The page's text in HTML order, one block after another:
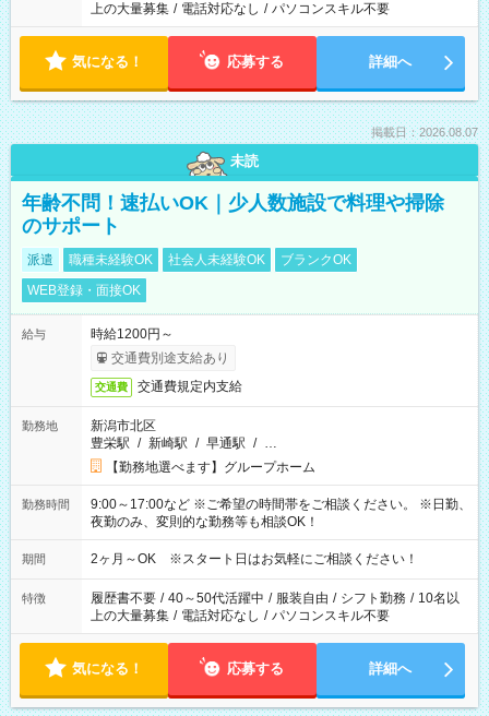
上の大量募集 / 電話対応なし / パソコンスキル不要
気になる！ 応募する 詳細へ
掲載日：2026.08.07
未読
年齢不問！速払いOK｜少人数施設で料理や掃除
のサポート
派遣 職種未経験OK 社会人未経験OK
ブランクOK
WEB登録・面接OK
給与
時給1200円～
交通費別途支給あり
交通費 交通費規定内支給
勤務地
新潟市北区
豊栄駅 / 新崎駅 / 早通駅 / …
【勤務地選べます】グループホーム
勤務時間
9:00～17:00など ※ご希望の時間帯をご相談ください。 ※日勤、
夜勤のみ、変則的な勤務等も相談OK！
期間 2ヶ月～OK ※スタート日はお気軽にご相談ください！
特徴 履歴書不要 / 40～50代活躍中 / 服装自由 / シフト勤務 / 10名以
上の大量募集 / 電話対応なし / パソコンスキル不要
気になる！ 応募する 詳細へ